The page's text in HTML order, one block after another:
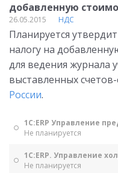
добавленную
26.05.2015 НДС
Планируется
налогу на
для ведения журнала
выставленных
России.
1С:ERP Управление
Не планируется
1С:ERP. Управление
Не планируется